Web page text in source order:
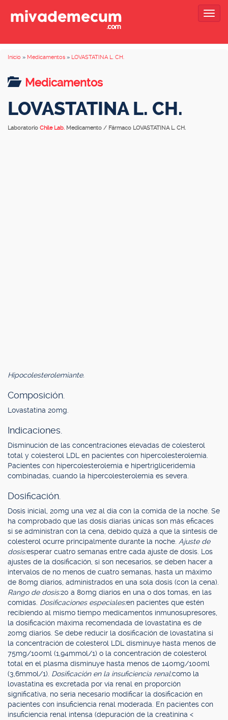
Inicio » Medicamentos » LOVASTATINA L. CH.
Medicamentos
LOVASTATINA L. CH.
Laboratorio Chile Lab. Medicamento / Fármaco LOVASTATINA L. CH.
Hipocolesterolemiante.
Composición.
Lovastatina 20mg.
Indicaciones.
Disminución de las concentraciones elevadas de colesterol
total y colesterol LDL en pacientes con hipercolesterolemia.
Pacientes con hipercolesterolemia e hipertrigliceridemia
combinadas, cuando la hipercolesterolemia es severa.
Dosificación.
Dosis inicial, 20mg una vez al día con la comida de la noche. Se
ha comprobado que las dosis diarias únicas son más eficaces
si se administran con la cena, debido quizá a que la síntesis de
colesterol ocurre principalmente durante la noche. Ajuste de
dosis:esperar cuatro semanas entre cada ajuste de dosis. Los
ajustes de la dosificación, si son necesarios, se deben hacer a
intervalos de no menos de cuatro semanas, hasta un máximo
de 80mg diarios, administrados en una sola dosis (con la cena).
Rango de dosis:20 a 80mg diarios en una o dos tomas, en las
comidas. Dosificaciones especiales:en pacientes que estén
recibiendo al mismo tiempo medicamentos inmunosupresores,
la dosificación máxima recomendada de lovastatina es de
20mg diarios. Se debe reducir la dosificación de lovastatina si
la concentración de colesterol LDL disminuye hasta menos de
75mg/100ml (1,94mmol/1) o la concentración de colesterol
total en el plasma disminuye hasta menos de 140mg/100ml
(3,6mmol/1). Dosificación en la insuficiencia renal:como la
lovastatina es excretada por vía renal en proporción
significativa, no sería necesario modificar la dosificación en
pacientes con insuficiencia renal moderada. En pacientes con
insuficiencia renal intensa (depuración de la creatinina <